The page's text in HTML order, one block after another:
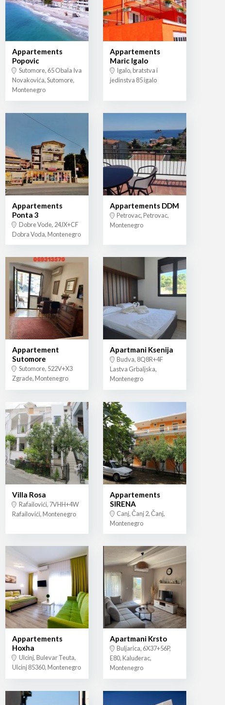
Appartements
Popovic
Sutomore, 65 Obala Iva
Novakovića, Sutomore,
Montenegro
Appartements
Maric Igalo
Igalo, bratstva i
jedinstva 85 igalo
Appartements
Ponta 3
Dobre Vode, 24JX+CF
Dobra Voda, Montenegro
Appartements DDM
Petrovac, Petrovac,
Montenegro
Appartement
Sutomore
Sutomore, 522V+X3
Zgrade, Montenegro
Apartmani Ksenija
Budva, 8Q8R+4F
Lastva Grbaljska,
Montenegro
Villa Rosa
Rafailovići, 7VHH+4W
Rafailovići, Montenegro
Appartements
SIRENA
Canj, Čanj 2, Čanj,
Montenegro
Appartements
Hoxha
Ulcinj, Bulevar Teuta,
Ulcinj 85360, Montenegro
Apartmani Krsto
Buljarica, 6X37+56P,
E80, Kaluđerac,
Montenegro